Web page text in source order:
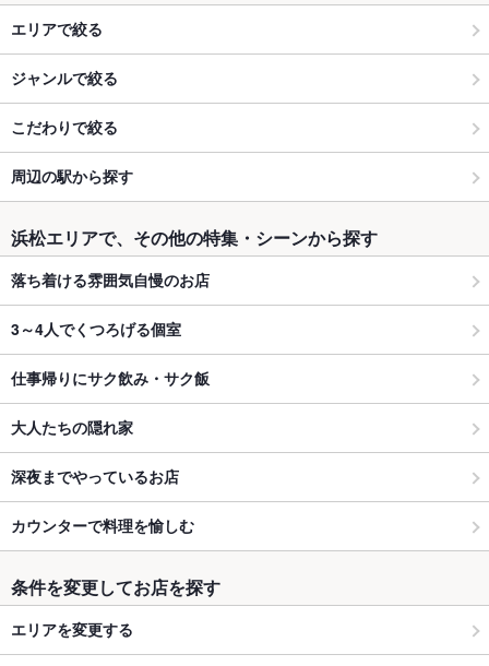
エリアで絞る
ジャンルで絞る
こだわりで絞る
周辺の駅から探す
浜松エリアで、その他の特集・シーンから探す
落ち着ける雰囲気自慢のお店
3～4人でくつろげる個室
仕事帰りにサク飲み・サク飯
大人たちの隠れ家
深夜までやっているお店
カウンターで料理を愉しむ
条件を変更してお店を探す
エリアを変更する